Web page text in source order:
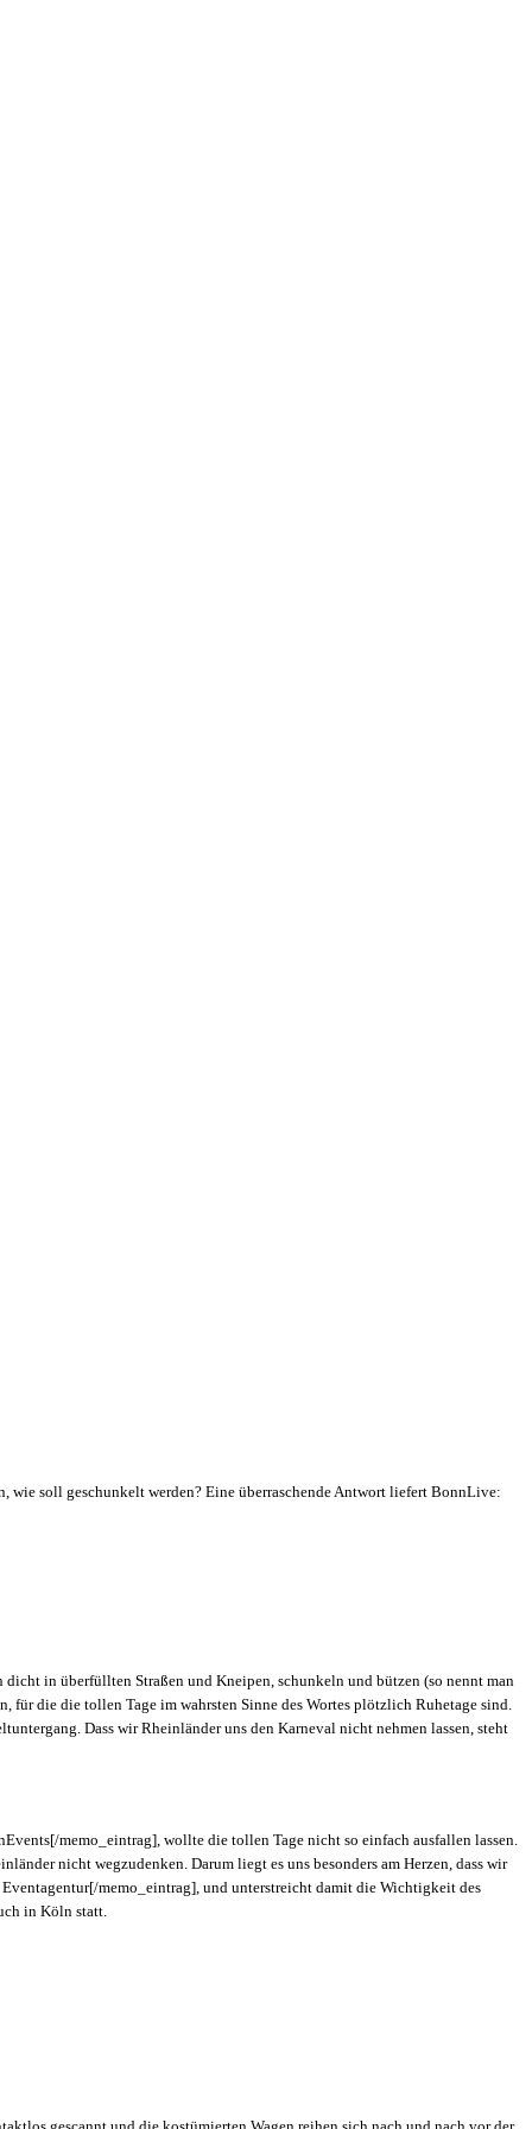
soll geschunkelt werden? Eine überraschende Antwort liefert BonnLive:
in überfüllten Straßen und Kneipen, schunkeln und bützen (so nennt man
die die tollen Tage im wahrsten Sinne des Wortes plötzlich Ruhetage sind.
Dass wir Rheinländer uns den Karneval nicht nehmen lassen, steht
memo_eintrag], wollte die tollen Tage nicht so einfach ausfallen lassen.
nicht wegzudenken. Darum liegt es uns besonders am Herzen, dass wir
memo_eintrag], und unterstreicht damit die Wichtigkeit des
in Köln statt.